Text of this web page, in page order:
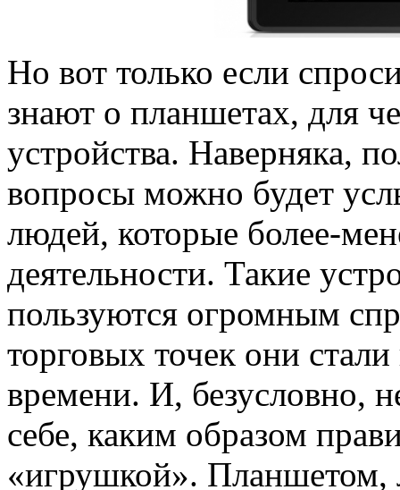
Но вот только если
знают о планшетах, для
устройства. Наверняка,
вопросы можно будет
людей, которые более-
деятельности. Такие
пользуются огромным
торговых точек они
времени. И, безусловно,
себе, каким образом
«игрушкой».